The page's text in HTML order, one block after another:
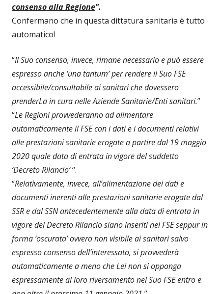
consenso alla Regione”.
Confermano che in questa dittatura sanitaria è tutto
automatico!
“Il Suo consenso, invece, rimane necessario e può essere
espresso anche ‘una tantum’ per rendere il Suo FSE
accessibile/consultabile ai sanitari che dovessero
prenderLa in cura nelle Aziende Sanitarie/Enti sanitari.”
“Le Regioni provvederanno ad alimentare
automaticamente il FSE con i dati e i documenti relativi
alle prestazioni sanitarie erogate a partire dal 19 maggio
2020 quale data di entrata in vigore del suddetto
‘Decreto Rilancio’“.
“Relativamente, invece, all’alimentazione dei dati e
documenti inerenti alle prestazioni sanitarie erogate dal
SSR e dal SSN antecedentemente alla data di entrata in
vigore del Decreto Rilancio siano inseriti nel FSE seppur in
forma ‘oscurata’ ovvero non visibile ai sanitari salvo
espresso consenso dell’interessato, si provvederà
automaticamente a meno che Lei non si opponga
espressamente al loro riversamento nel Suo FSE entro e